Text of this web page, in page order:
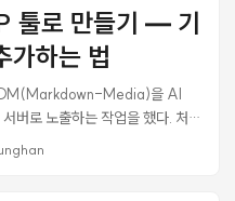
으로만 열린다. 실시간 업데이트
보이는 부품 사이에 네 군데가
루 세션에서 다 고친 기록이다. 각
정인지 근거도 같이 정리한다. ...
툴로 만들기 — 기
하는 법
Media)을 AI
버로 노출하는 작업을 했다. 처음
키지로 만들 생각이었는데, 이